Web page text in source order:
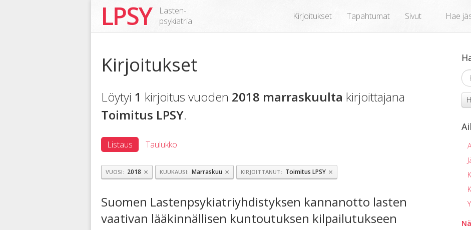
LPSY
Lasten-
psykiatria
Kirjoitukset Tapahtumat Sivut Hae
Kirjoitukset
Löytyi 1 kirjoitus vuoden 2018 marraskuulta kirjoittajana
Toimitus LPSY.
Listaus Taulukko
VUOSI 2018 × KUUKAUSI Marraskuu × KIRJOITTANUT Toimitus LPSY ×
Suomen Lastenpsykiatriyhdistyksen kannanotto lasten
vaativan lääkinnällisen kuntoutuksen kilpailutukseen